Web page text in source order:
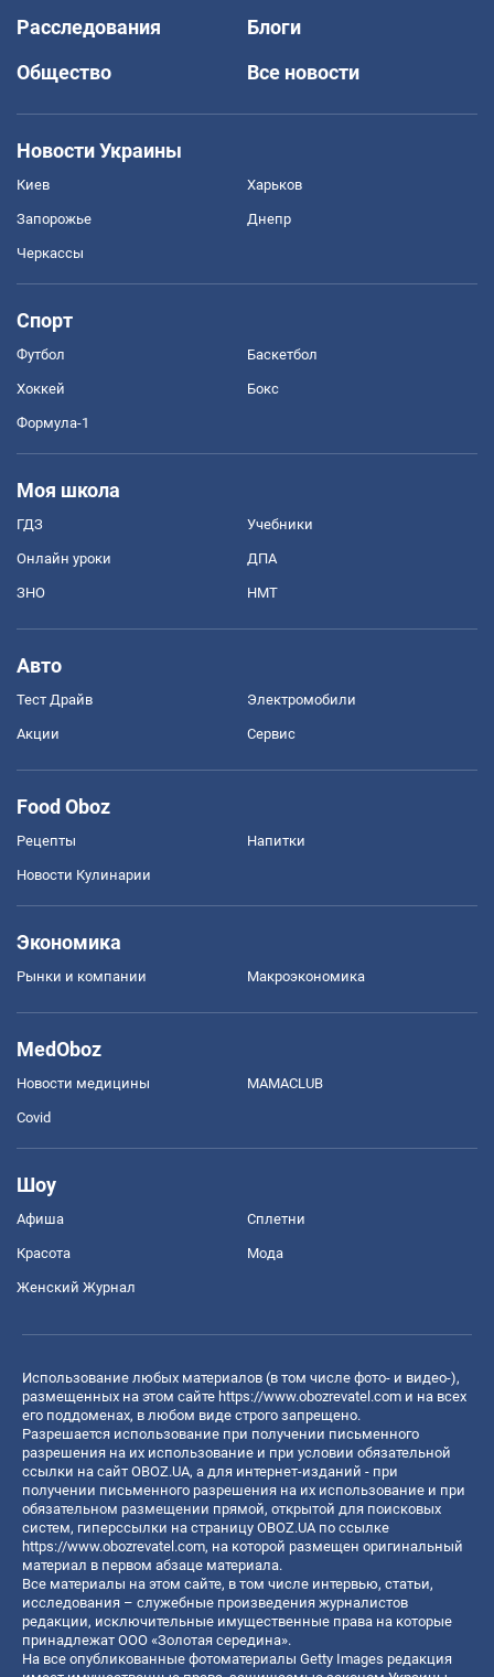
Расследования
Блоги
Общество
Все новости
Новости Украины
Киев Харьков
Запорожье Днепр
Черкассы
Спорт
Футбол Баскетбол
Хоккей Бокс
Формула-1
Моя школа
ГДЗ Учебники
Онлайн уроки ДПА
ЗНО НМТ
Авто
Тест Драйв Электромобили
Акции Сервис
Food Oboz
Рецепты Напитки
Новости Кулинарии
Экономика
Рынки и компании Mакроэкономика
MedOboz
Новости медицины MAMACLUB
Covid
Шоу
Афиша Сплетни
Красота Мода
Женский Журнал
Использование любых материалов (в том числе фото- и видео-),
размещенных на этом сайте https://www.obozrevatel.com и на всех
его поддоменах, в любом виде строго запрещено.
Разрешается использование при получении письменного
разрешения на их использование и при условии обязательной
ссылки на сайт OBOZ.UA, а для интернет-изданий - при
получении письменного разрешения на их использование и при
обязательном размещении прямой, открытой для поисковых
систем, гиперссылки на страницу OBOZ.UA по ссылке
https://www.obozrevatel.com, на которой размещен оригинальный
материал в первом абзаце материала.
Все материалы на этом сайте, в том числе интервью, статьи,
исследования – служебные произведения журналистов
редакции, исключительные имущественные права на которые
принадлежат ООО «Золотая середина».
На все опубликованные фотоматериалы Getty Images редакция